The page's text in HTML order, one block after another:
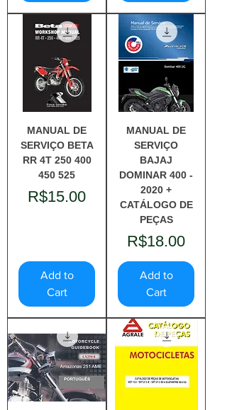
MANUAL DE
SERVIÇO BETA
RR 4T 250 400
450 525
Price
R$15.00
Add to
Cart
MANUAL DE
SERVIÇO
BAJAJ
DOMINAR 400 -
2020 +
CATÁLOGO DE
PEÇAS
Price
R$18.00
Add to
Cart